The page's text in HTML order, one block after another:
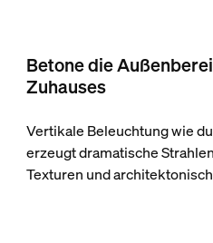
Betone die
Zuhauses
Vertikale Beleuchtung wie
erzeugt dramatische
Texturen und